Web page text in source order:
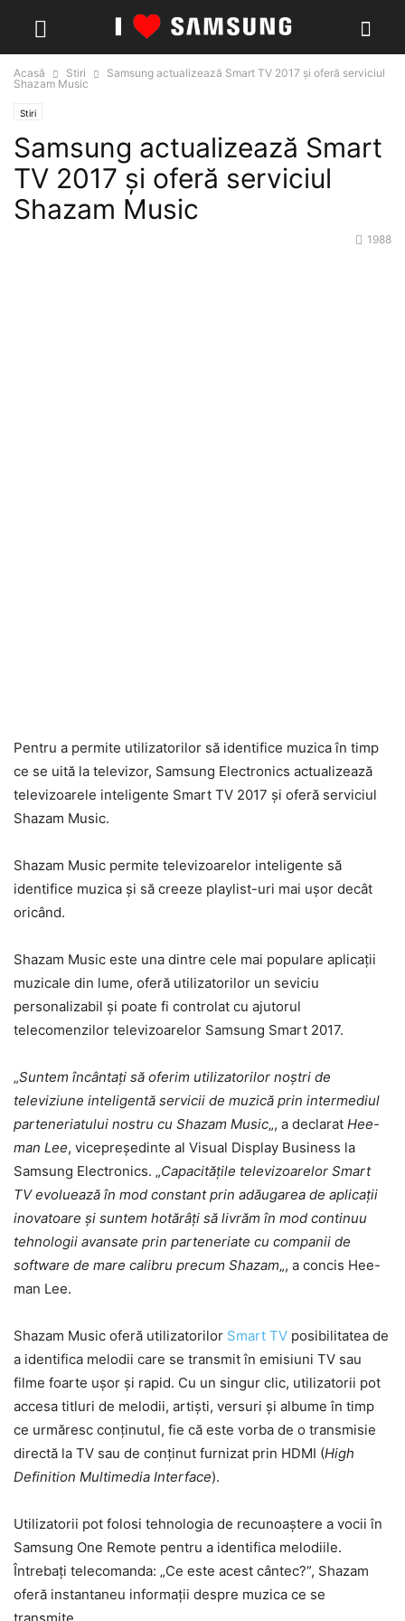
Acasă Stiri
Samsung actualizează Smart TV 2017 și oferă serviciul
Shazam Music
Stiri
Samsung actualizează Smart
TV 2017 și oferă serviciul
Shazam Music
1988
Pentru a permite utilizatorilor să identifice muzica în timp
ce se uită la televizor, Samsung Electronics actualizează
televizoarele inteligente Smart TV 2017 și oferă serviciul
Shazam Music.
Shazam Music permite televizoarelor inteligente să
identifice muzica și să creeze playlist-uri mai ușor decât
oricând.
Shazam Music este una dintre cele mai populare aplicații
muzicale din lume, oferă utilizatorilor un seviciu
personalizabil și poate fi controlat cu ajutorul
telecomenzilor televizoarelor Samsung Smart 2017.
„Suntem încântați să oferim utilizatorilor noștri de
televiziune inteligentă servicii de muzică prin intermediul
parteneriatului nostru cu Shazam Music„, a declarat Hee-
man Lee, vicepreședinte al Visual Display Business la
Samsung Electronics. „Capacitățile televizoarelor Smart
TV evoluează în mod constant prin adăugarea de aplicații
inovatoare și suntem hotărâți să livrăm în mod continuu
tehnologii avansate prin parteneriate cu companii de
software de mare calibru precum Shazam„, a concis Hee-
man Lee.
Shazam Music oferă utilizatorilor Smart TV posibilitatea de
a identifica melodii care se transmit în emisiuni TV sau
filme foarte ușor și rapid. Cu un singur clic, utilizatorii pot
accesa titluri de melodii, artiști, versuri și albume în timp
ce urmăresc conținutul, fie că este vorba de o transmisie
directă la TV sau de conținut furnizat prin HDMI (High
Definition Multimedia Interface).
Utilizatorii pot folosi tehnologia de recunoaștere a vocii în
Samsung One Remote pentru a identifica melodiile.
Întrebați telecomanda: „Ce este acest cântec?”, Shazam
oferă instantaneu informații despre muzica ce se